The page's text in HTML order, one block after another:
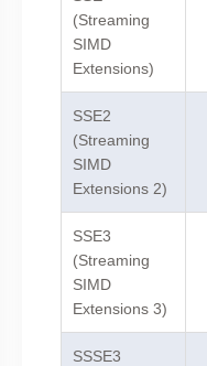
(Streaming
SIMD
Extensions)
SSE2
(Streaming
SIMD
Extensions 2)
SSE3
(Streaming
SIMD
Extensions 3)
SSSE3